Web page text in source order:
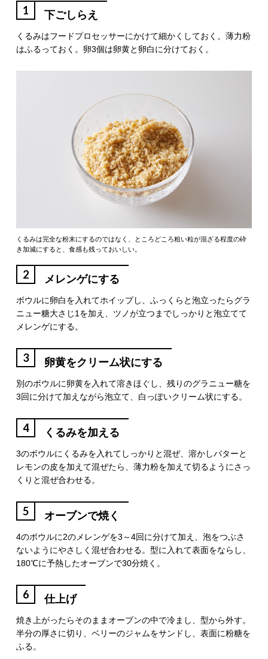
1 下ごしらえ
くるみはフードプロセッサーにかけて細かくしておく。薄力粉
はふるっておく。卵3個は卵黄と卵白に分けておく。
くるみは完全な粉末にするのではなく、ところどころ粗い粒が混ざる程度の砕
き加減にすると、食感も残っておいしい。
2 メレンゲにする
ボウルに卵白を入れてホイップし、ふっくらと泡立ったらグラ
ニュー糖大さじ1を加え、ツノが立つまでしっかりと泡立てて
メレンゲにする。
3 卵黄をクリーム状にする
別のボウルに卵黄を入れて溶きほぐし、残りのグラニュー糖を
3回に分けて加えながら泡立て、白っぽいクリーム状にする。
4 くるみを加える
3のボウルにくるみを入れてしっかりと混ぜ、溶かしバターと
レモンの皮を加えて混ぜたら、薄力粉を加えて切るようにさっ
くりと混ぜ合わせる。
5 オーブンで焼く
4のボウルに2のメレンゲを3～4回に分けて加え、泡をつぶさ
ないようにやさしく混ぜ合わせる。型に入れて表面をならし、
180℃に予熱したオーブンで30分焼く。
6 仕上げ
焼き上がったらそのままオーブンの中で冷まし、型から外す。
半分の厚さに切り、ベリーのジャムをサンドし、表面に粉糖を
ふる。